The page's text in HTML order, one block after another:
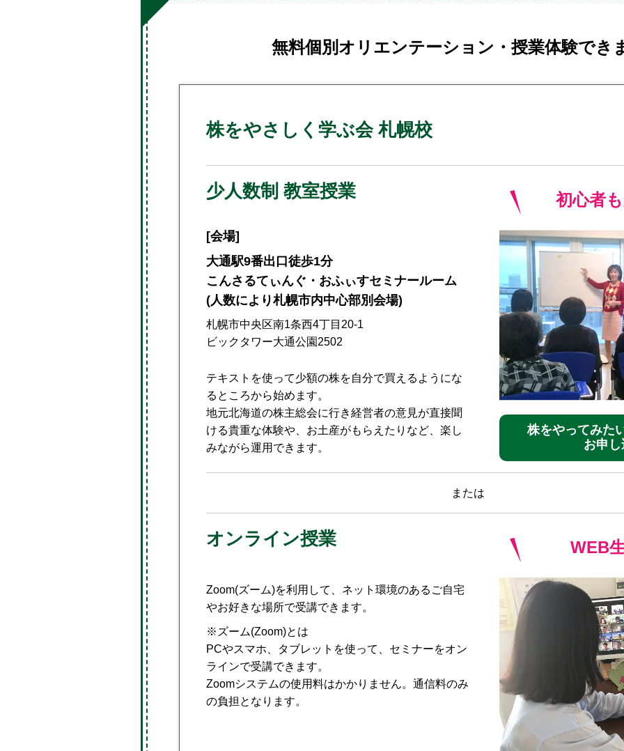
無料個別オリエンテーション・授業体験でき
株をやさしく学ぶ会 札幌校
少人数制 教室授業
[会場]
大通駅9番出口徒歩1分
こんさるてぃんぐ・おふぃすセミナールーム
(人数により札幌市内中心部別会場)
札幌市中央区南1条西4丁目20-1
ビックタワー大通公園2502
テキストを使って少額の株を自分で買えるようにな
るところから始めます。
地元北海道の株主総会に行き経営者の意見が直接聞
ける貴重な体験や、お土産がもらえたりなど、楽し
みながら運用できます。
初心者
株をやってみた
お申し
または
オンライン授業
Zoom(ズーム)を利用して、ネット環境のあるご自宅
やお好きな場所で受講できます。
※ズーム(Zoom)とは
PCやスマホ、タブレットを使って、セミナーをオン
ラインで受講できます。
Zoomシステムの使用料はかかりません。通信料のみ
の負担となります。
WEB